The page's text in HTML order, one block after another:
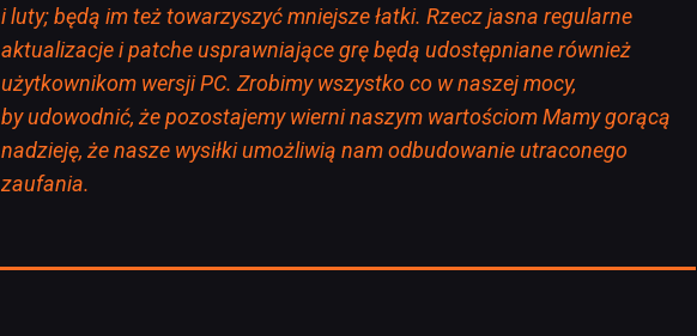
i luty; będą im też towarzyszyć mniejsze łatki. Rzecz jasna regularne
aktualizacje i patche usprawniające grę będą udostępniane również
użytkownikom wersji PC. Zrobimy wszystko co w naszej mocy,
by udowodnić, że pozostajemy wierni naszym wartościom Mamy gorącą
nadzieję, że nasze wysiłki umożliwią nam odbudowanie utraconego
zaufania.